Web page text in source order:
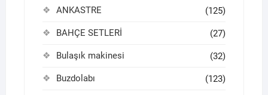
ANKASTRE (125)
BAHÇE SETLERİ (27)
Bulaşık makinesi (32)
Buzdolabı (123)